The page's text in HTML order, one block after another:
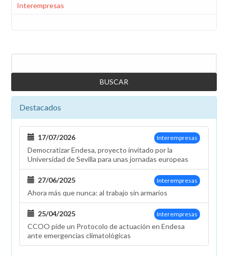
Interempresas
Destacados
Interempresas
17/07/2026
Democratizar Endesa, proyecto invitado por la
Universidad de Sevilla para unas jornadas europeas
Interempresas
27/06/2025
Ahora más que nunca: al trabajo sin armarios
Interempresas
25/04/2025
CCOO pide un Protocolo de actuación en Endesa
ante emergencias climatológicas